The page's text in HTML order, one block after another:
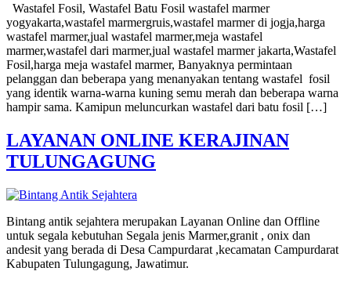
Wastafel Fosil, Wastafel Batu Fosil wastafel marmer
yogyakarta,wastafel marmergruis,wastafel marmer di jogja,harga
wastafel marmer,jual wastafel marmer,meja wastafel
marmer,wastafel dari marmer,jual wastafel marmer jakarta,Wastafel
Fosil,harga meja wastafel marmer, Banyaknya permintaan
pelanggan dan beberapa yang menanyakan tentang wastafel fosil
yang identik warna-warna kuning semu merah dan beberapa warna
hampir sama. Kamipun meluncurkan wastafel dari batu fosil […]
LAYANAN ONLINE KERAJINAN
TULUNGAGUNG
Bintang antik sejahtera merupakan Layanan Online dan Offline
untuk segala kebutuhan Segala jenis Marmer,granit , onix dan
andesit yang berada di Desa Campurdarat ,kecamatan Campurdarat
Kabupaten Tulungagung, Jawatimur.